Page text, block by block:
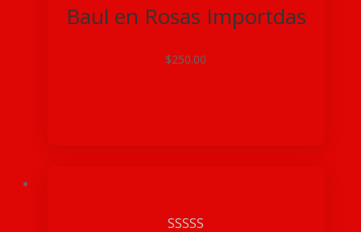
Baul en Rosas Importdas
$250.00